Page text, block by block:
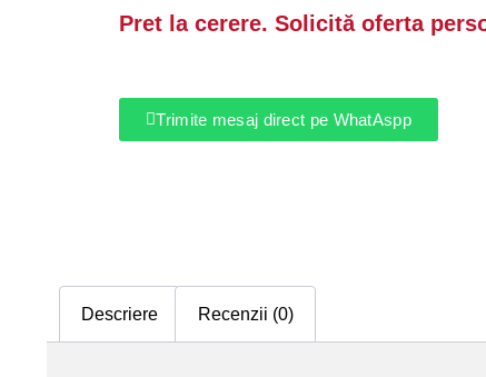
Pret la cerere. Solicită oferta
Trimite mesaj direct pe WhatAspp
Descriere Recenzii (0)